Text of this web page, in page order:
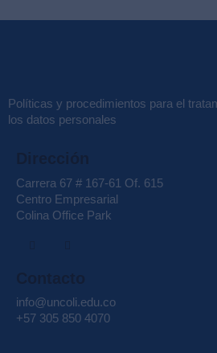
Políticas y procedimientos para el
los datos personales
Carrera 67 # 167-61 Of. 615
Centro Empresarial
Colina Office Park
info@uncoli.edu.co
+57 305 850 4070